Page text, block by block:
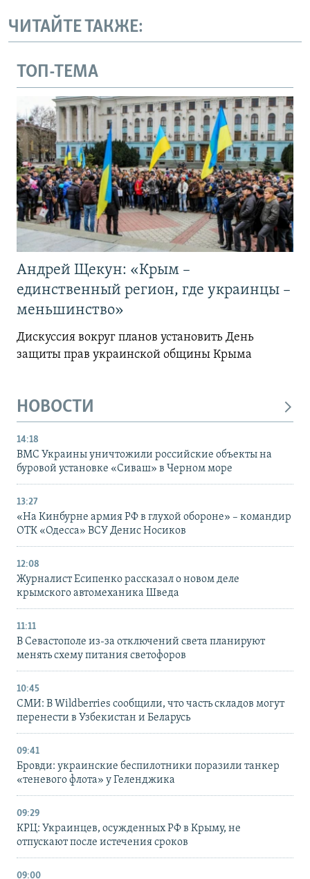
ЧИТАЙТЕ ТАКЖЕ:
ТОП-ТЕМА
Андрей Щекун: «Крым –
единственный регион, где украинцы –
меньшинство»
Дискуссия вокруг планов установить День
защиты прав украинской общины Крыма
НОВОСТИ
14:18
ВМС Украины уничтожили российские объекты на
буровой установке «Сиваш» в Черном море
13:27
«На Кинбурне армия РФ в глухой обороне» – командир
ОТК «Одесса» ВСУ Денис Носиков
12:08
Журналист Есипенко рассказал о новом деле
крымского автомеханика Шведа
11:11
В Севастополе из-за отключений света планируют
менять схему питания светофоров
10:45
СМИ: В Wildberries сообщили, что часть складов могут
перенести в Узбекистан и Беларусь
09:41
Бровди: украинские беспилотники поразили танкер
«теневого флота» у Геленджика
09:29
КРЦ: Украинцев, осужденных РФ в Крыму, не
отпускают после истечения сроков
09:00